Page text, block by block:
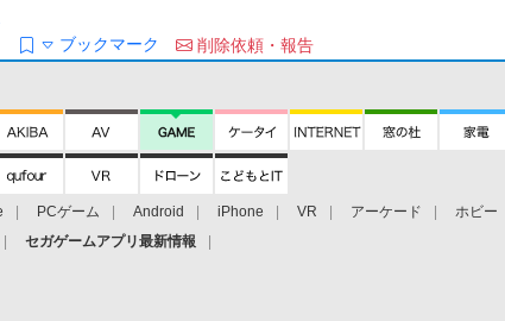
ブックマーク 削除依頼・報告